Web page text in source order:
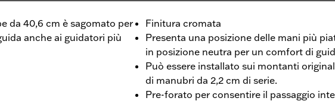
da 40,6 cm è sagomato per
anche ai guidatori più
Finitura cromata
Presenta una posizione delle mani più
in posizione neutra per un comfort di
Può essere installato sui montanti
di manubri da 2,2 cm di serie.
Pre-forato per consentire il passaggio